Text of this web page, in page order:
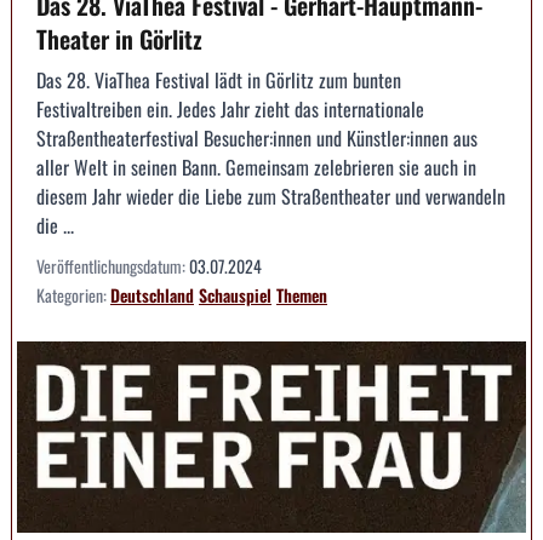
Theater in Görlitz
Das 28. ViaThea Festival lädt in Görlitz zum bunten
Festivaltreiben ein. Jedes Jahr zieht das internationale
Straßentheaterfestival Besucher:innen und Künstler:innen aus
aller Welt in seinen Bann. Gemeinsam zelebrieren sie auch in
diesem Jahr wieder die Liebe zum Straßentheater und verwandeln
die ...
Veröffentlichungsdatum:03.07.2024
Kategorien:DeutschlandSchauspiel Themen